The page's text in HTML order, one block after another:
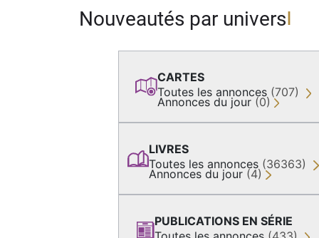
Nouveautés par univers
CARTES
Toutes les annonces (707)
Annonces du jour (0)
LIVRES
Toutes les annonces (36363)
Annonces du jour (4)
PUBLICATIONS EN SÉRIE